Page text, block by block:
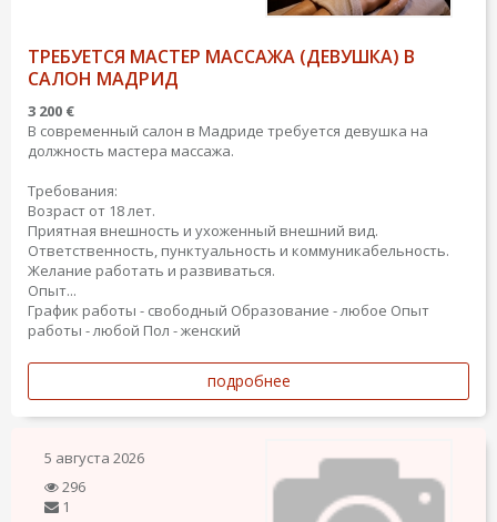
ТРЕБУЕТСЯ МАСТЕР МАССАЖА (ДЕВУШКА) В
САЛОН МАДРИД
3 200 €
В современный салон в Мадриде требуется девушка на
должность мастера массажа.
Требования:
Возраст от 18 лет.
Приятная внешность и ухоженный внешний вид.
Ответственность, пунктуальность и коммуникабельность.
Желание работать и развиваться.
Опыт...
График работы - свободный Образование - любое Опыт
работы - любой Пол - женский
подробнее
5 августа 2026
296
1